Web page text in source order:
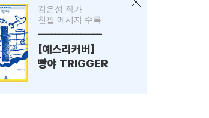
김은성 작가
친필 메시지 수록
---------------
[예스리커버]
빵야 TRIGGER